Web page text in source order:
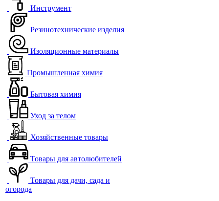
Инструмент
Резинотехнические изделия
Изоляционные материалы
Промышленная химия
Бытовая химия
Уход за телом
Хозяйственные товары
Товары для автолюбителей
Товары для дачи, сада и
огорода